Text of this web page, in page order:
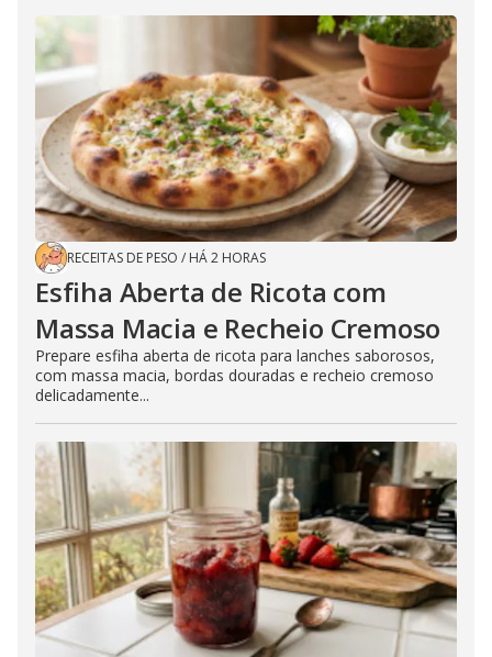
RECEITAS DE PESO / HÁ 2 HORAS
Esfiha Aberta de Ricota com
Massa Macia e Recheio Cremoso
Prepare esfiha aberta de ricota para lanches saborosos,
com massa macia, bordas douradas e recheio cremoso
delicadamente...